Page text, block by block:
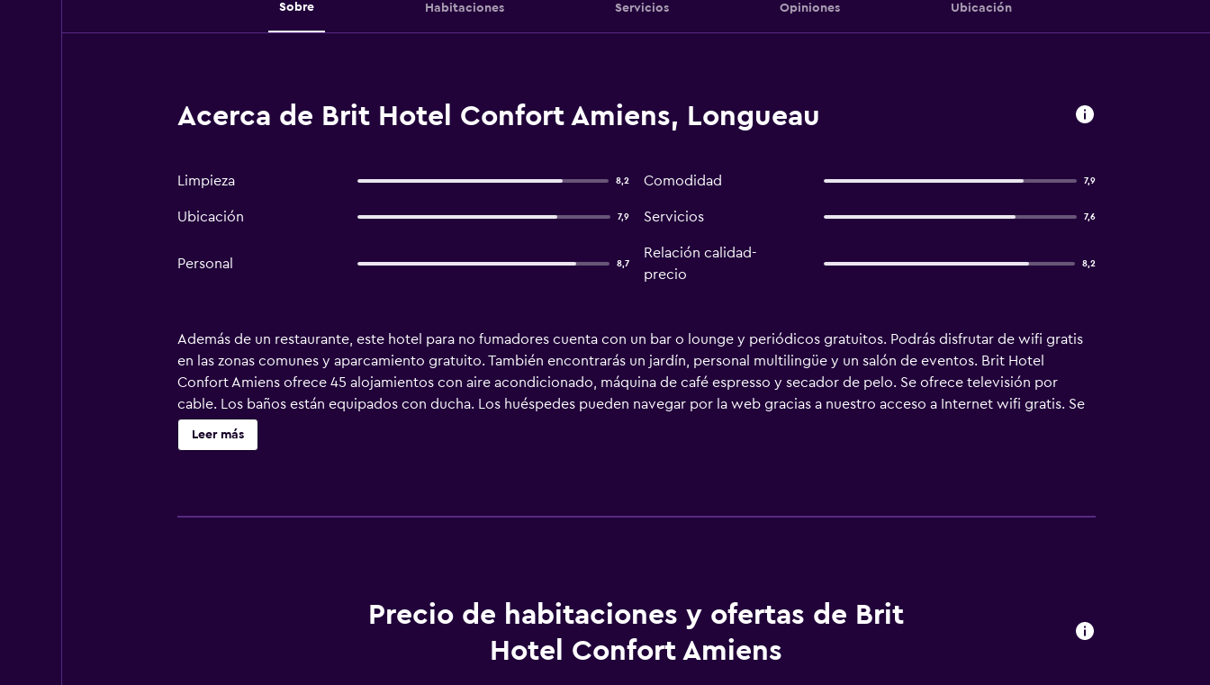
Sobre Habitaciones Servicios Opiniones Ubicación
Acerca de Brit Hotel Confort Amiens, Longueau
Limpieza 8,2 Comodidad 7,9
Ubicación 7,9 Servicios 7,6
Personal 8,7
Relación calidad-
precio
8,2
Además de un restaurante, este hotel para no fumadores cuenta con un bar o lounge y periódicos gratuitos. Podrás disfrutar de wifi gratis
en las zonas comunes y aparcamiento gratuito. También encontrarás un jardín, personal multilingüe y un salón de eventos. Brit Hotel
Confort Amiens ofrece 45 alojamientos con aire acondicionado, máquina de café espresso y secador de pelo. Se ofrece televisión por
cable. Los baños están equipados con ducha. Los huéspedes pueden navegar por la web gracias a nuestro acceso a Internet wifi gratis. Se
ofrece servicio de limpieza todos los días. Se pueden practicar las actividades de ocio y esparcimiento que se indican más abajo en las
instalaciones o cerca del alojamiento (es posible que se aplique un recargo).
Leer más
Precio de habitaciones y ofertas de Brit
Hotel Confort Amiens